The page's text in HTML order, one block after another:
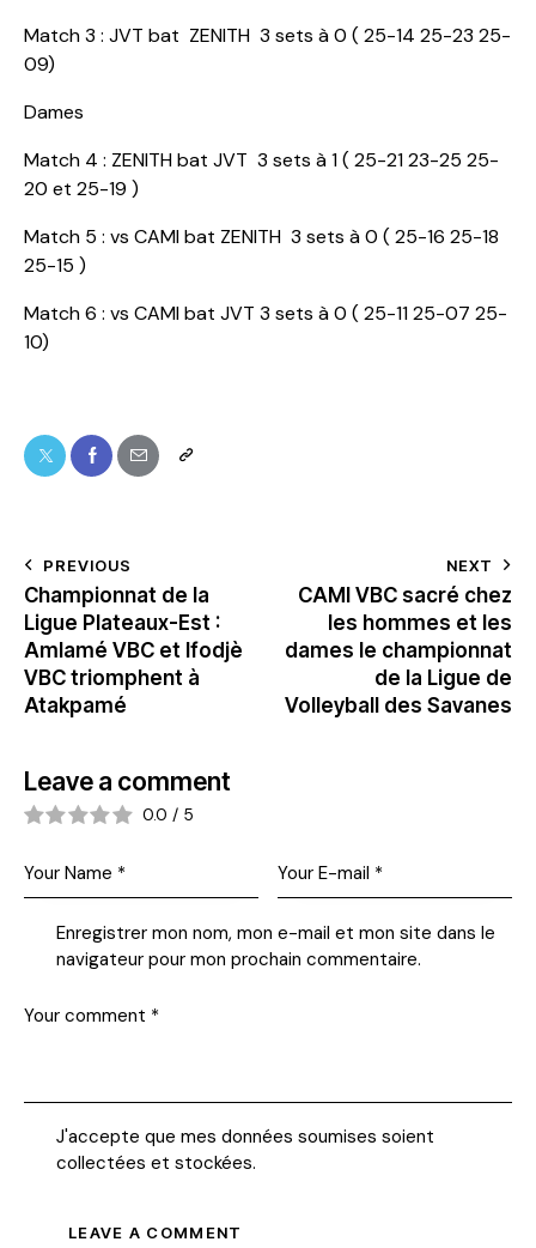
Match 3 : JVT bat ZENITH 3 sets à 0 ( 25-14 25-23 25-
09)
Dames
Match 4 : ZENITH bat JVT 3 sets à 1 ( 25-21 23-25 25-
20 et 25-19 )
Match 5 : vs CAMI bat ZENITH 3 sets à 0 ( 25-16 25-18
25-15 )
Match 6 : vs CAMI bat JVT 3 sets à 0 ( 25-11 25-07 25-
10)
PREVIOUS
Championnat de la
Ligue Plateaux-Est :
Amlamé VBC et Ifodjè
VBC triomphent à
Atakpamé
NEXT
CAMI VBC sacré chez
les hommes et les
dames le championnat
de la Ligue de
Volleyball des Savanes
Leave a comment
0.0 / 5
Enregistrer mon nom, mon e-mail et mon site dans le
navigateur pour mon prochain commentaire.
J'accepte que mes données soumises soient
collectées et stockées.